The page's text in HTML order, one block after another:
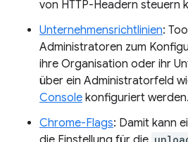
von HTTP-Headern steuern
Unternehmensrichtlinien:
Administratoren zum
ihre Organisation oder ihr
über ein Administratorfeld
Console konfiguriert werden.
Chrome-Flags: Damit kann